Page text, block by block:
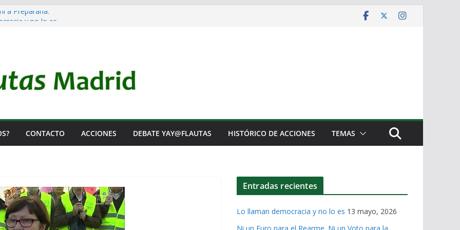
a Prepararla.
CONTACTO ACCIONES DEBATE YAY@FLAUTAS HISTÓRICO DE ACCIONES TEMAS
Entradas recientes
Lo llaman democracia y no lo es 13 mayo, 2026